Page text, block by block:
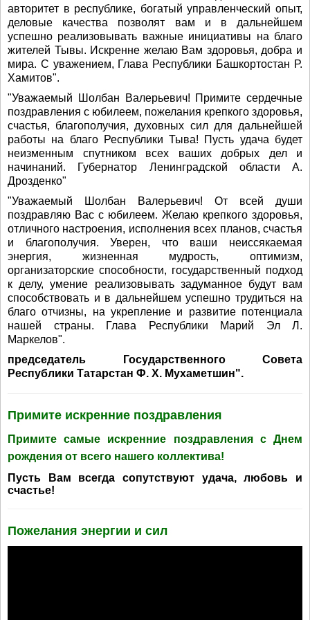
авторитет в республике, богатый управленческий опыт,
деловые качества позволят вам и в дальнейшем
успешно реализовывать важные инициативы на благо
жителей Тывы. Искренне желаю Вам здоровья, добра и
мира. С уважением, Глава Республики Башкортостан Р.
Хамитов".
"Уважаемый Шолбан Валерьевич! Примите сердечные
поздравления с юбилеем, пожелания крепкого здоровья,
счастья, благополучия, духовных сил для дальнейшей
работы на благо Республики Тыва! Пусть удача будет
неизменным спутником всех ваших добрых дел и
начинаний. Губернатор Ленинградской области А.
Дрозденко"
"Уважаемый Шолбан Валерьевич! От всей души
поздравляю Вас с юбилеем. Желаю крепкого здоровья,
отличного настроения, исполнения всех планов, счастья
и благополучия. Уверен, что ваши неиссякаемая
энергия, жизненная мудрость, оптимизм,
организаторские способности, государственный подход
к делу, умение реализовывать задуманное будут вам
способствовать и в дальнейшем успешно трудиться на
благо отчизны, на укрепление и развитие потенциала
нашей страны. Глава Республики Марий Эл Л.
Маркелов".
председатель Государственного Совета
Республики Татарстан Ф. Х. Мухаметшин".
Примите искренние поздравления
Примите самые искренние поздравления с Днем
рождения от всего нашего коллектива!
Пусть Вам всегда сопутствуют удача, любовь и
счастье!
Пожелания энергии и сил